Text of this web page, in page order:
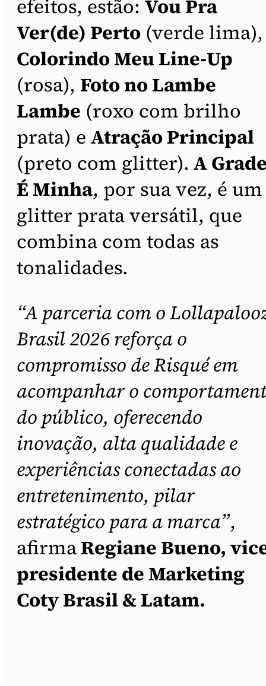
efeitos, estão: Vou Pra
Ver(de) Perto (verde lima),
Colorindo Meu Line-Up
(rosa), Foto no Lambe
Lambe (roxo com brilho
prata) e Atração Principal
(preto com glitter). A
É Minha, por sua vez, é um
glitter prata versátil, que
combina com todas as
tonalidades.
“A parceria com o
Brasil 2026 reforça o
compromisso de Risqué em
acompanhar o
do público, oferecendo
inovação, alta qualidade e
experiências conectadas ao
entretenimento, pilar
estratégico para a marca”,
afirmaRegiane Bueno,
presidente de Marketing
Coty Brasil & Latam.